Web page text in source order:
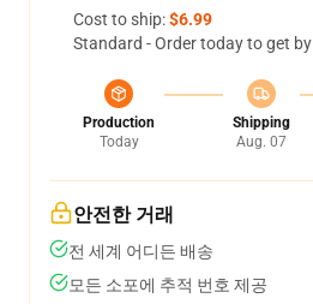
Cost to ship:$6.99
Standard - Order today to get by
Production
Today
Shipping
Aug. 07
안전한 거래
전 세계 어디든 배송
모든 소포에 추적 번호 제공